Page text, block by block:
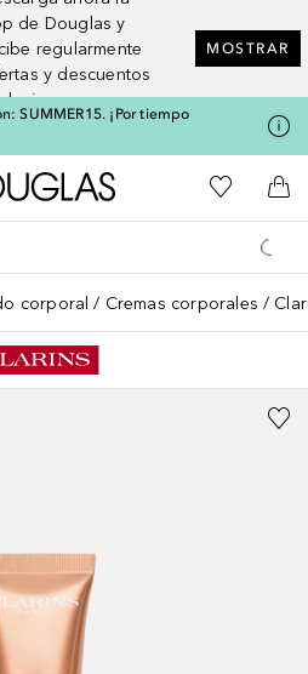
de Douglas y
regularmente
y descuentos
MOSTRAR
SUMMER15. ¡Por tiempo
A Douglas HomeMi lista de
A
corporal Cremas corporales